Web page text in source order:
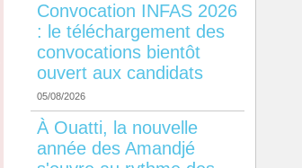
Convocation INFAS 2026
: le téléchargement des
convocations bientôt
ouvert aux candidats
05/08/2026
À Ouatti, la nouvelle
année des Amandjé